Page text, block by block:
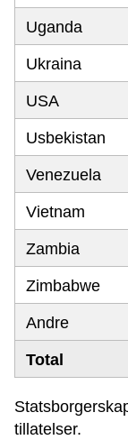
Uganda
Ukraina
USA
Usbekistan
Venezuela
Vietnam
Zambia
Zimbabwe
Andre
Total
tillatelser.